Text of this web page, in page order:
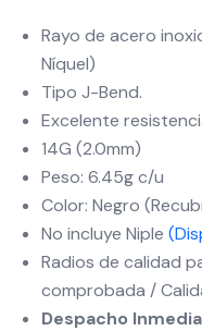
Rayo de acero
Níquel)
Tipo J-Bend.
Excelente
14G (2.0mm)
Peso: 6.45g c/u
Color: Negro
No incluye Niple
Radios de calidad
comprobada /
Despacho